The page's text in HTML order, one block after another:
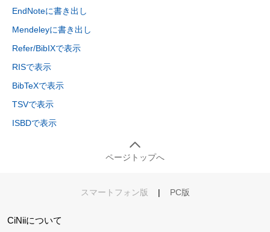
EndNoteに書き出し
Mendeleyに書き出し
Refer/BibIXで表示
RISで表示
BibTeXで表示
TSVで表示
ISBDで表示
ページトップへ
スマートフォン版 | PC版
CiNiiについて